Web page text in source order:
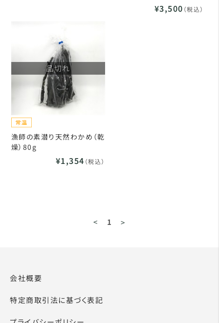
¥3,500 （税込）
品切れ
漁師の素潜り天然わかめ（乾
燥）80g
¥1,354 （税込）
< 1 >
会社概要
特定商取引法に基づく表記